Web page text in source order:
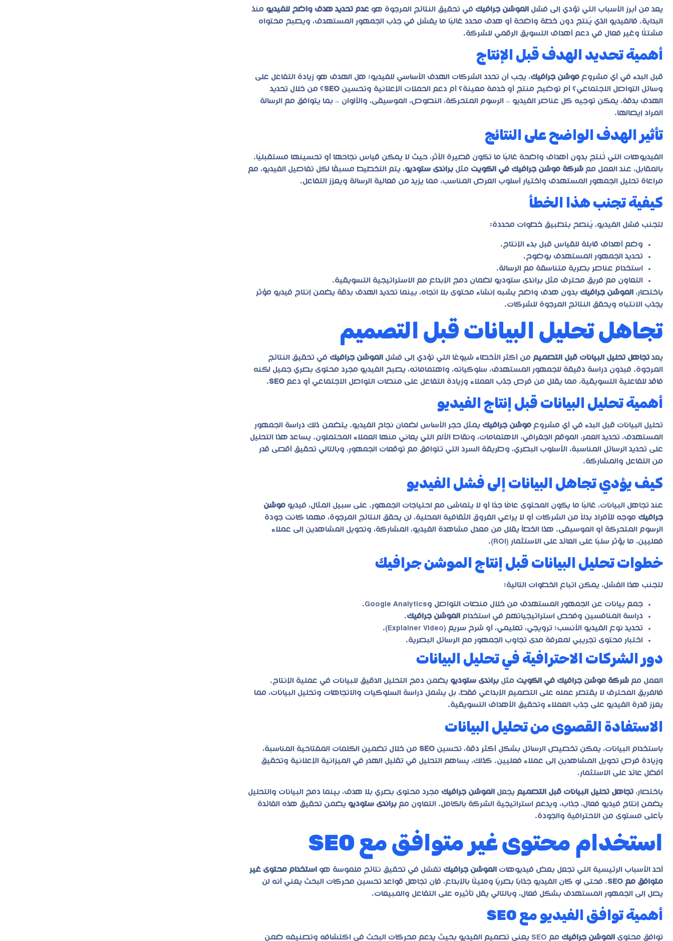
يعد من أبرز الأسباب التي تؤدي إلى فشل الموشن جرافيك في تحقيق النتائج المرجوة هو عدم تحديد هدف واضح للفيديو منذ
البداية. فالفيديو الذي يُنتج دون خطة واضحة أو هدف محدد غالبًا ما يفشل في جذب الجمهور المستهدف، ويصبح محتواه
مشتتًا وغير فعال في دعم أهداف التسويق الرقمي للشركة.
أهمية تحديد الهدف قبل الإنتاج
قبل البدء في أي مشروع موشن جرافيك، يجب أن تحدد الشركات الهدف الأساسي للفيديو: هل الهدف هو زيادة التفاعل على
وسائل التواصل الاجتماعي؟ أم توضيح منتج أو خدمة معينة؟ أم دعم الحملات الإعلانية وتحسين SEO؟ من خلال تحديد
الهدف بدقة، يمكن توجيه كل عناصر الفيديو – الرسوم المتحركة، النصوص، الموسيقى، والألوان – بما يتوافق مع الرسالة
المراد إيصالها.
تأثير الهدف الواضح على النتائج
الفيديوهات التي تُنتج بدون أهداف واضحة غالبًا ما تكون قصيرة الأثر، حيث لا يمكن قياس نجاحها أو تحسينها مستقبليًا.
بالمقابل، عند العمل مع شركة موشن جرافيك في الكويت مثل براندى ستوديو، يتم التخطيط مسبقًا لكل تفاصيل الفيديو، مع
مراعاة تحليل الجمهور المستهدف واختيار أسلوب العرض المناسب، مما يزيد من فعالية الرسالة ويعزز التفاعل.
كيفية تجنب هذا الخطأ
لتجنب فشل الفيديو، يُنصح بتطبيق خطوات محددة:
وضع أهداف قابلة للقياس قبل بدء الإنتاج.
تحديد الجمهور المستهدف بوضوح.
استخدام عناصر بصرية متناسقة مع الرسالة.
التعاون مع فريق محترف مثل براندى ستوديو لضمان دمج الإبداع مع الاستراتيجية التسويقية.
باختصار، الموشن جرافيك بدون هدف واضح يشبه إنشاء محتوى بلا اتجاه، بينما تحديد الهدف بدقة يضمن إنتاج فيديو مؤثر
يجذب الانتباه ويحقق النتائج المرجوة للشركات.
تجاهل تحليل البيانات قبل التصميم
يعدتجاهل تحليل البيانات قبل التصميم من أكثر الأخطاء شيوعًا التي تؤدي إلى فشل الموشن جرافيك في تحقيق النتائج
المرجوة. فبدون دراسة دقيقة للجمهور المستهدف، سلوكياته، واهتماماته، يصبح الفيديو مجرد محتوى بصري جميل لكنه
فاقد للفاعلية التسويقية، مما يقلل من فرص جذب العملاء وزيادة التفاعل على منصات التواصل الاجتماعي أو دعم SEO
.
أهمية تحليل البيانات قبل إنتاج الفيديو
تحليل البيانات قبل البدء في أي مشروع موشن جرافيك يمثل حجر الأساس لضمان نجاح الفيديو. يتضمن ذلك دراسة الجمهور
المستهدف، تحديد العمر، الموقع الجغرافي، الاهتمامات، ونقاط الألم التي يعاني منها العملاء المحتملون. يساعد هذا التحليل
على تحديد الرسائل المناسبة، الأسلوب البصري، وطريقة السرد التي تتوافق مع توقعات الجمهور، وبالتالي تحقيق أقصى قدر
من التفاعل والمشاركة.
كيف يؤدي تجاهل البيانات إلى فشل الفيديو
عند تجاهل البيانات، غالبًا ما يكون المحتوى عامًا جدًا أو لا يتماشى مع احتياجات الجمهور. على سبيل المثال، فيديو موشن
جرافيك موجه للأفراد بدلاً من الشركات أو لا يراعي الفروق الثقافية المحلية، لن يحقق النتائج المرجوة، مهما كانت جودة
الرسوم المتحركة أو الموسيقى. هذا الخطأ يقلل من معدل مشاهدة الفيديو، المشاركة، وتحويل المشاهدين إلى عملاء
فعليين، ما يؤثر سلبًا على العائد على الاستثمار (ROI).
خطوات تحليل البيانات قبل إنتاج الموشن جرافيك
لتجنب هذا الفشل، يمكن اتباع الخطوات التالية:
جمع بيانات عن الجمهور المستهدف من خلال منصات التواصل وGoogle Analytics.
دراسة المنافسين وفحص استراتيجياتهم في استخدام الموشن جرافيك.
تحديد نوع الفيديو الأنسب: ترويجي، تعليمي، أو شرح سريع (Explainer Video).
اختبار محتوى تجريبي لمعرفة مدى تجاوب الجمهور مع الرسائل البصرية.
دور الشركات الاحترافية في تحليل البيانات
العمل مع شركة موشن جرافيك في الكويت مثل براندى ستوديو يضمن دمج التحليل الدقيق للبيانات في عملية الإنتاج.
فالفريق المحترف لا يقتصر عمله على التصميم الإبداعي فقط، بل يشمل دراسة السلوكيات والاتجاهات وتحليل البيانات، مما
يعزز قدرة الفيديو على جذب العملاء وتحقيق الأهداف التسويقية.
الاستفادة القصوى من تحليل البيانات
باستخدام البيانات، يمكن تخصيص الرسائل بشكل أكثر دقة، تحسين SEO من خلال تضمين الكلمات المفتاحية المناسبة،
وزيادة فرص تحويل المشاهدين إلى عملاء فعليين. كذلك، يساهم التحليل في تقليل الهدر في الميزانية الإعلانية وتحقيق
أفضل عائد على الاستثمار.
باختصار، تجاهل تحليل البيانات قبل التصميم يجعل الموشن جرافيك مجرد محتوى بصري بلا هدف، بينما دمج البيانات والتحليل
يضمن إنتاج فيديو فعال، جذاب، ويدعم استراتيجية الشركة بالكامل. التعاون مع براندى ستوديو يضمن تحقيق هذه الفائدة
بأعلى مستوى من الاحترافية والجودة.
استخدام محتوى غير متوافق مع SEO
أحد الأسباب الرئيسية التي تجعل بعض فيديوهات الموشن جرافيك تفشل في تحقيق نتائج ملموسة هو استخدام محتوى غير
متوافق مع SEO
. فحتى لو كان الفيديو جذابًا بصريًا ومليئًا بالإبداع، فإن تجاهل قواعد تحسين محركات البحث يعني أنه لن
يصل إلى الجمهور المستهدف بشكل فعال، وبالتالي يقل تأثيره على التفاعل والمبيعات.
أهمية توافق الفيديو مع SEO
توافق محتوى الموشن جرافيك مع SEO يعني تصميم الفيديو بحيث يدعم محركات البحث في اكتشافه وتصنيفه ضمن